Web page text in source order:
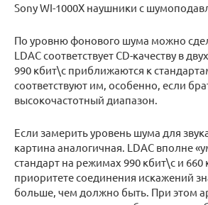
Sony WI-1000X наушники с
По уровню фонового шума можно
LDAC соответствует CD-качеству в
990 кбит\с приближаются к
соответствуют им, особенно, если
высокочастотный диапазон.
Если замерить уровень шума для
картина аналогичная. LDAC вполне
стандарт на режимах 990 кбит\с и 660
приоритете соединения искажений
больше, чем должно быть. При этом